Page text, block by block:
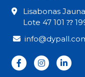
Lisabonas
Lote 47 101 ⁇